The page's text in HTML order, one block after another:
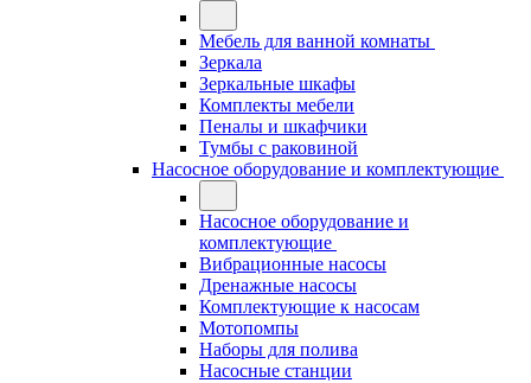
Мебель для ванной комнаты
Зеркала
Зеркальные шкафы
Комплекты мебели
Пеналы и шкафчики
Тумбы с раковиной
Насосное оборудование и комплектующие
Насосное оборудование и
комплектующие
Вибрационные насосы
Дренажные насосы
Комплектующие к насосам
Мотопомпы
Наборы для полива
Насосные станции